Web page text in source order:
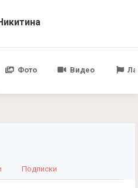
Фото Видео
Подписки